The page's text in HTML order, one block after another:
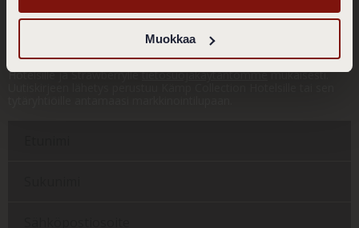
Muokkaa
Tilaa Klaus K:n uutiskirje!
Lähetämme sinulle parhaat edut ja mielenkiintoisia kuulumisia!
Jättämällä meille yhteystietosi annat meille luvan henkilötietojesi
käsittelyyn, sekä markkinointiluvan Klaus K:lle, Kämp Collection
Hotelsille ja Strawberrylletietosuojakäytäntömmemukaisesti.